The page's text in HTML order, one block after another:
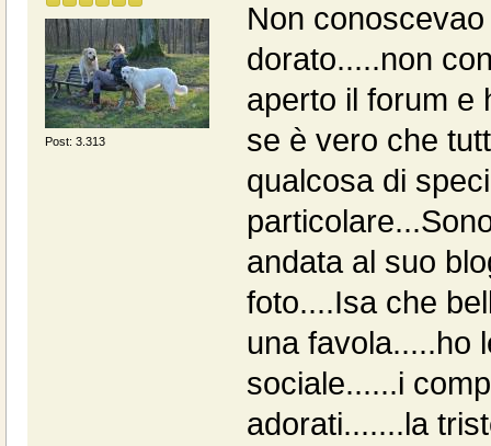
Post: 3.313
Non
dorato.....non
aperto il forum e
se è vero che
qualcosa di
andata al suo
foto....Isa che
una favola.....ho
sociale......i
adorati.......la